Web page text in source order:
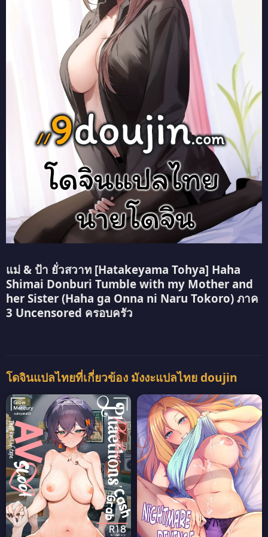
แม่ & ป้า ยั่วสวาท [Hatakeyama Tohya] Haha
Shimai Donburi Tumble with my Mother and
her Sister (Haha ga Onna ni Naru Tokoro) ภาค
3 Uncensored ครอบครัว
โดจินแปลไทยที่เกี่ยวข้อง มังงะแปลไทย doujin